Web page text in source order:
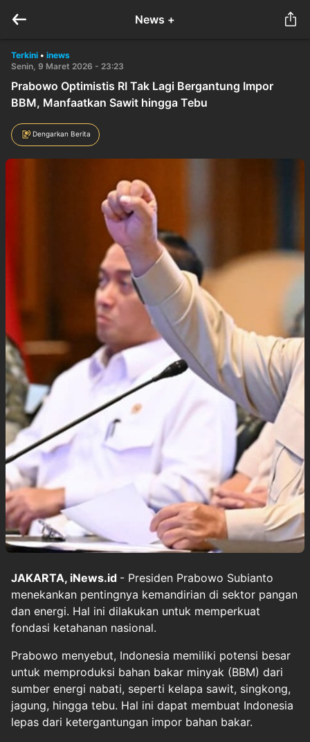
News +
Terkini • inews
Senin, 9 Maret 2026 - 23:23
Prabowo Optimistis RI Tak Lagi Bergantung Impor
BBM, Manfaatkan Sawit hingga Tebu
Dengarkan Berita
JAKARTA, iNews.id - Presiden Prabowo Subianto
menekankan pentingnya kemandirian di sektor pangan
dan energi. Hal ini dilakukan untuk memperkuat
fondasi ketahanan nasional.
Prabowo menyebut, Indonesia memiliki potensi besar
untuk memproduksi bahan bakar minyak (BBM) dari
sumber energi nabati, seperti kelapa sawit, singkong,
jagung, hingga tebu. Hal ini dapat membuat Indonesia
lepas dari ketergantungan impor bahan bakar.